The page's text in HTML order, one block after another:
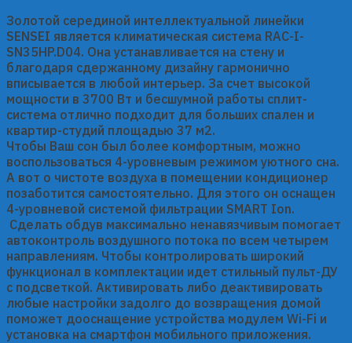
Золотой серединой интеллектуальной линейки
SENSEI является климатическая система RAC-I-
SN35HP.D04. Она устанавливается на стену и
благодаря сдержанному дизайну гармонично
вписывается в любой интерьер. За счет высокой
мощности в 3700 Вт и бесшумной работы сплит-
система отлично подходит для больших спален и
квартир-студий площадью 37 м2.
Чтобы Ваш сон был более комфортным, можно
воспользоваться 4-уровневым режимом уютного сна.
А вот о чистоте воздуха в помещении кондиционер
позаботится самостоятельно. Для этого он оснащен
4-уровневой системой фильтрации SMART Ion.
Сделать обдув максимально ненавязчивым помогает
автоконтроль воздушного потока по всем четырем
направлениям. Чтобы контролировать широкий
функционал в комплектации идет стильный пульт-ДУ
с подсветкой. Активировать либо деактивировать
любые настройки задолго до возвращения домой
поможет дооснащение устройства модулем Wi-Fi и
установка на смартфон мобильного приложения.